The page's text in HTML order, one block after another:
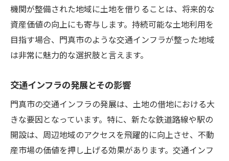
機関が整備された地域に土地を借りることは、将来的な
資産価値の向上にも寄与します。持続可能な土地利用を
目指す場合、門真市のような交通インフラが整った地域
は非常に魅力的な選択肢と言えます。
交通インフラの発展とその影響
門真市の交通インフラの発展は、土地の借地における大
きな要因となっています。特に、新たな鉄道路線や駅の
開設は、周辺地域のアクセスを飛躍的に向上させ、不動
産市場の価値を押し上げる効果があります。交通インフ